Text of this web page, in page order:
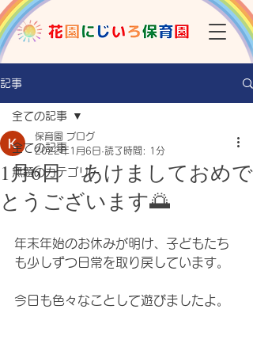
記事
全ての記事
無題のカテゴリー
全ての記事
1月6日 あけましておめで
とうございます🌅
保育園 ブログ
2022年1月6日 読了時間: 1分
年末年始のお休みが明け、子どもたち
も少しずつ日常を取り戻しています。
今日も色々なことして遊びましたよ。